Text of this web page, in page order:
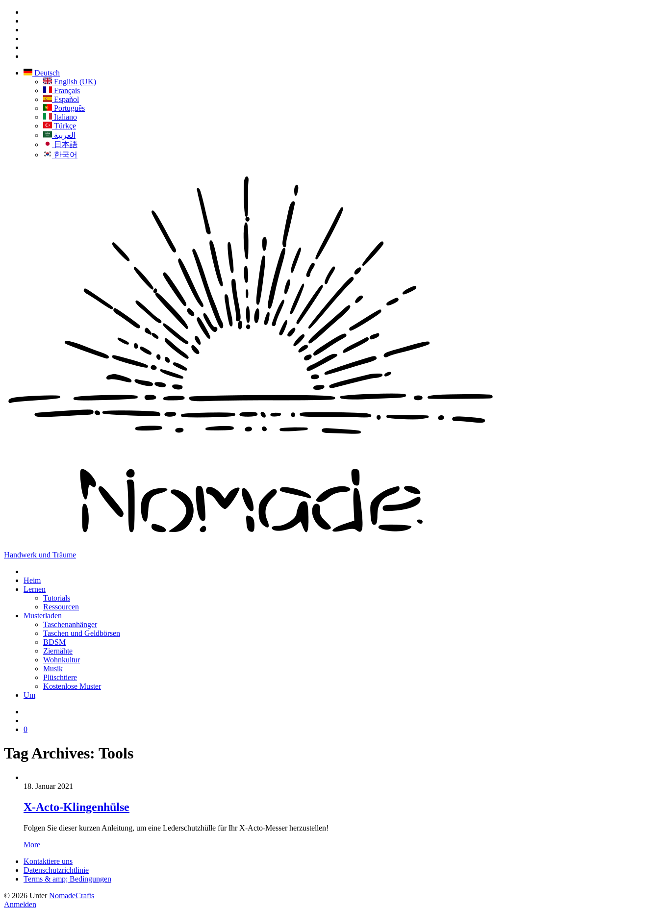
Deutsch
English (UK)
Français
Español
Português
Italiano
Türkçe
العربية
日本語
한국어
Handwerk und Träume
Heim
Lernen
Tutorials
Ressourcen
Musterladen
Taschenanhänger
Taschen und Geldbörsen
BDSM
Ziernähte
Wohnkultur
Musik
Plüschtiere
Kostenlose Muster
Um
0
Tag Archives: Tools
18. Januar 2021
X-Acto-Klingenhülse
Folgen Sie dieser kurzen Anleitung, um eine Lederschutzhülle für Ihr X-Acto-Messer herzustellen!
More
Kontaktiere uns
Datenschutzrichtlinie
Terms & amp; Bedingungen
© 2026 UnterNomadeCrafts
Anmelden